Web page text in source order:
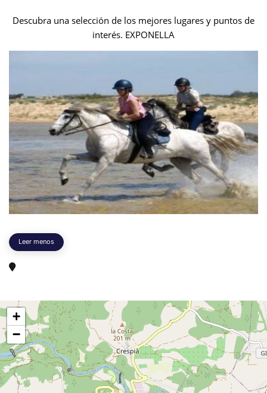
Descubra una selección de los mejores lugares y puntos de
interés. EXPONELLA
Leer menos
+
−